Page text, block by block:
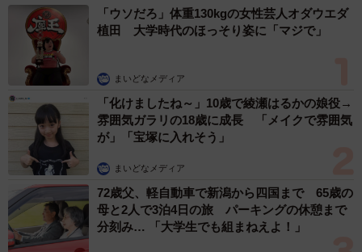
「ウソだろ」体重130kgの女性芸人オダウエダ
植田 大学時代のほっそり姿に「マジで」
まいどなメディア
「化けましたね～」10歳で綾瀬はるかの娘役→
雰囲気ガラリの18歳に成長 「メイクで雰囲気
が」「宝塚に入れそう」
まいどなメディア
72歳父、軽自動車で新潟から四国まで 65歳の
母と2人で3泊4日の旅 パーキングの休憩まで
分刻み… 「大学生でも組まねえよ！」